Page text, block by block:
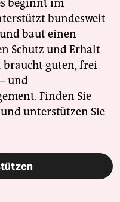
beginnt im
bundesweit
baut einen
Schutz und Erhalt
braucht guten, frei
und
Finden Sie
unterstützen Sie